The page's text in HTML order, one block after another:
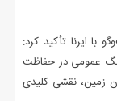
با ایرنا تأکید کرد:
عمومی در حفاظت
زمین، نقشی کلیدی